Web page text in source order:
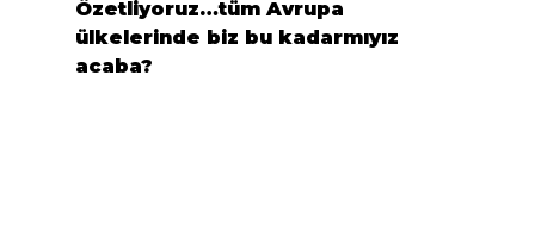
Özetliyoruz…tüm Avrupa
ülkelerinde biz bu kadarmıyız
acaba?